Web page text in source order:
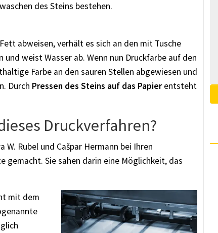
des Steins bestehen.
abweisen, verhält es sich an den mit Tusche
weist Wasser ab. Wenn nun Druckfarbe auf den
Farbe an den sauren Stellen abgewiesen und
Durch Pressen des Steins auf das Papierentsteht
Druckverfahren?
Rubel und Cašpar Hermann bei Ihren
gemacht. Sie sahen darin eine Möglichkeit, das
mit dem